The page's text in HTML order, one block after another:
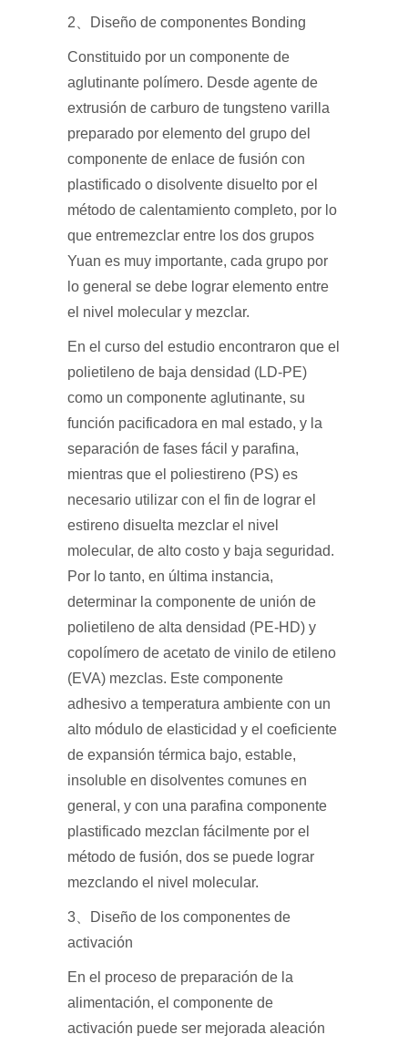
2、Diseño de componentes Bonding
Constituido por un componente de
aglutinante polímero. Desde agente de
extrusión de carburo de tungsteno varilla
preparado por elemento del grupo del
componente de enlace de fusión con
plastificado o disolvente disuelto por el
método de calentamiento completo, por lo
que entremezclar entre los dos grupos
Yuan es muy importante, cada grupo por
lo general se debe lograr elemento entre
el nivel molecular y mezclar.
En el curso del estudio encontraron que el
polietileno de baja densidad (LD-PE)
como un componente aglutinante, su
función pacificadora en mal estado, y la
separación de fases fácil y parafina,
mientras que el poliestireno (PS) es
necesario utilizar con el fin de lograr el
estireno disuelta mezclar el nivel
molecular, de alto costo y baja seguridad.
Por lo tanto, en última instancia,
determinar la componente de unión de
polietileno de alta densidad (PE-HD) y
copolímero de acetato de vinilo de etileno
(EVA) mezclas. Este componente
adhesivo a temperatura ambiente con un
alto módulo de elasticidad y el coeficiente
de expansión térmica bajo, estable,
insoluble en disolventes comunes en
general, y con una parafina componente
plastificado mezclan fácilmente por el
método de fusión, dos se puede lograr
mezclando el nivel molecular.
3、Diseño de los componentes de
activación
En el proceso de preparación de la
alimentación, el componente de
activación puede ser mejorada aleación